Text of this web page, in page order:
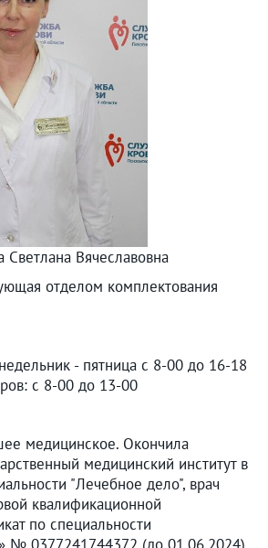
Светлана Вячеславовна
отделом комплектования
- пятница с 8-00 до 16-18
с 8-00 до 13-00
медицинское. Окончила
медицинский институт в
"Лечебное дело", врач
квалификационной
по специальности